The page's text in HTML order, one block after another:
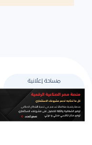
مساحة إعلانية